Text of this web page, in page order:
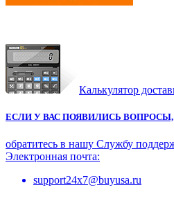
Калькулятор
ЕСЛИ У ВАС ПОЯВИЛИСЬ ВОПРОСЫ,
обратитесь в нашу Службу
Электронная почта:
support24x7@buyusa.ru